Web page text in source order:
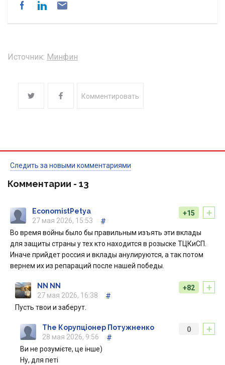
Источник: Минфин
Комментировать
Следить за новыми комментариями
Комментарии - 13
+
+15
EconomistPetya
27 мая 2026, 15:53
#
Во время войны было бы правильным изъять эти вклады
для защиты страны у тех кто находится в розыске ТЦКиСП.
Иначе прийдет россия и вклады анулируются, а так потом
вернем их из репараций после нашей победы.
+
+82
NN NN
27 мая 2026, 16:38
#
Пусть твои и заберут.
+
0
The Корупціонер Потужненко
28 мая 2026, 9:56
#
Ви не розумієте, це інше)
Ну, для петі